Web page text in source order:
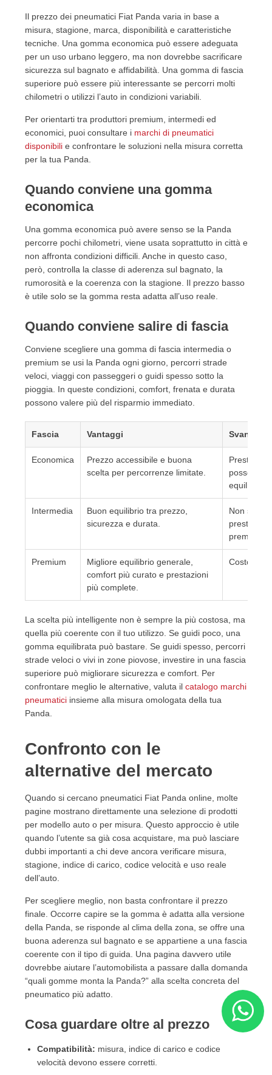
Il prezzo dei pneumatici Fiat Panda varia in base a
misura, stagione, marca, disponibilità e caratteristiche
tecniche. Una gomma economica può essere adeguata
per un uso urbano leggero, ma non dovrebbe sacrificare
sicurezza sul bagnato e affidabilità. Una gomma di fascia
superiore può essere più interessante se percorri molti
chilometri o utilizzi l’auto in condizioni variabili.
Per orientarti tra produttori premium, intermedi ed
economici, puoi consultare i marchi di pneumatici
disponibilie confrontare le soluzioni nella misura corretta
per la tua Panda.
Quando conviene una gomma
economica
Una gomma economica può avere senso se la Panda
percorre pochi chilometri, viene usata soprattutto in città e
non affronta condizioni difficili. Anche in questo caso,
però, controlla la classe di aderenza sul bagnato, la
rumorosità e la coerenza con la stagione. Il prezzo basso
è utile solo se la gomma resta adatta all’uso reale.
Quando conviene salire di fascia
Conviene scegliere una gomma di fascia intermedia o
premium se usi la Panda ogni giorno, percorri strade
veloci, viaggi con passeggeri o guidi spesso sotto la
pioggia. In queste condizioni, comfort, frenata e durata
possono valere più del risparmio immediato.
Fascia Vantaggi Svantaggi
Economica
Prezzo accessibile e buona
scelta per percorrenze limitate.
possono
equilibrati.
Intermedia
Buon equilibrio tra prezzo,
sicurezza e durata.
Non
premium.
Premium
Migliore equilibrio generale,
comfort più curato e prestazioni
più complete.
Costo
La scelta più intelligente non è sempre la più costosa, ma
quella più coerente con il tuo utilizzo. Se guidi poco, una
gomma equilibrata può bastare. Se guidi spesso, percorri
strade veloci o vivi in zone piovose, investire in una fascia
superiore può migliorare sicurezza e comfort. Per
confrontare meglio le alternative, valuta il catalogo marchi
pneumaticiinsieme alla misura omologata della tua
Panda.
Confronto con le
alternative del mercato
Quando si cercano pneumatici Fiat Panda online, molte
pagine mostrano direttamente una selezione di prodotti
per modello auto o per misura. Questo approccio è utile
quando l’utente sa già cosa acquistare, ma può lasciare
dubbi importanti a chi deve ancora verificare misura,
stagione, indice di carico, codice velocità e uso reale
dell’auto.
Per scegliere meglio, non basta confrontare il prezzo
finale. Occorre capire se la gomma è adatta alla versione
della Panda, se risponde al clima della zona, se offre una
buona aderenza sul bagnato e se appartiene a una fascia
coerente con il tipo di guida. Una pagina davvero utile
dovrebbe aiutare l’automobilista a passare dalla domanda
“quali gomme monta la Panda?” alla scelta concreta del
pneumatico più adatto.
Cosa guardare oltre al prezzo
Compatibilità: misura, indice di carico e codice
velocità devono essere corretti.